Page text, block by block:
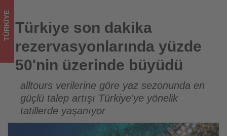
Tourexpi,
sizler
için
turizmde
olup
bitenleri
takip
Türkiye son dakika rezervasyonlarında yüzde 50'nin üzerinde
büyüdü
TÜRKIYE Türkiye son dakika
rezervasyonlarında yüzde
50'nin üzerinde büyüdü
alltours verilerine göre yaz sezonunda en
güçlü talep artışı Türkiye'ye yönelik
tatillerde yaşanıyor